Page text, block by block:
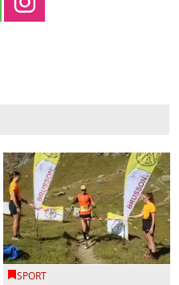
SPORT